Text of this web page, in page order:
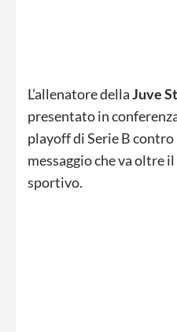
L’allenatore dellaJuve
presentato in
playoff di Serie B contro
messaggio che va oltre
sportivo.